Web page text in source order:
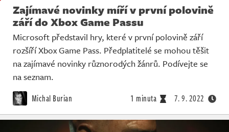
Zajímavé novinky míří v první polovině
září do Xbox Game Passu
Microsoft představil hry, které v první polovině září
rozšíří Xbox Game Pass. Předplatitelé se mohou těšit
na zajímavé novinky různorodých žánrů. Podívejte se
na seznam.
Michal Burian 1 minuta 7. 9. 2022